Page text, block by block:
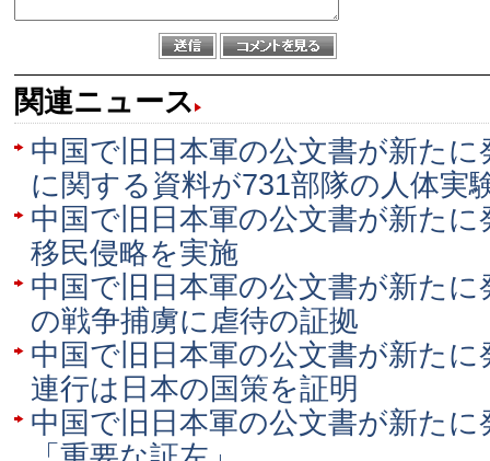
関連ニュース
中国で旧日本軍の公文書が新た
に関する資料が731部隊の人体実
中国で旧日本軍の公文書が新た
移民侵略を実施
中国で旧日本軍の公文書が新た
の戦争捕虜に虐待の証拠
中国で旧日本軍の公文書が新た
連行は日本の国策を証明
中国で旧日本軍の公文書が新た